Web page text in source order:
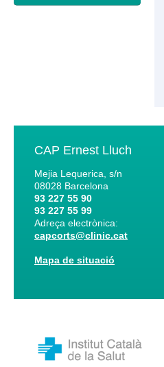
CAP Ernest Lluch
Mejia Lequerica, s/n
08028 Barcelona
93 227 55 90
93 227 55 99
Adreça electrònica:
capcorts@clinic.cat
Mapa de situació